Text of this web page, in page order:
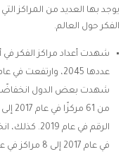
يوجد بها العديد من المراكز
الفكر حول العالم.
شهدت بعض الدول انخفاضًا
في عام 2017 إلى 8 مراكز في عام 2018.